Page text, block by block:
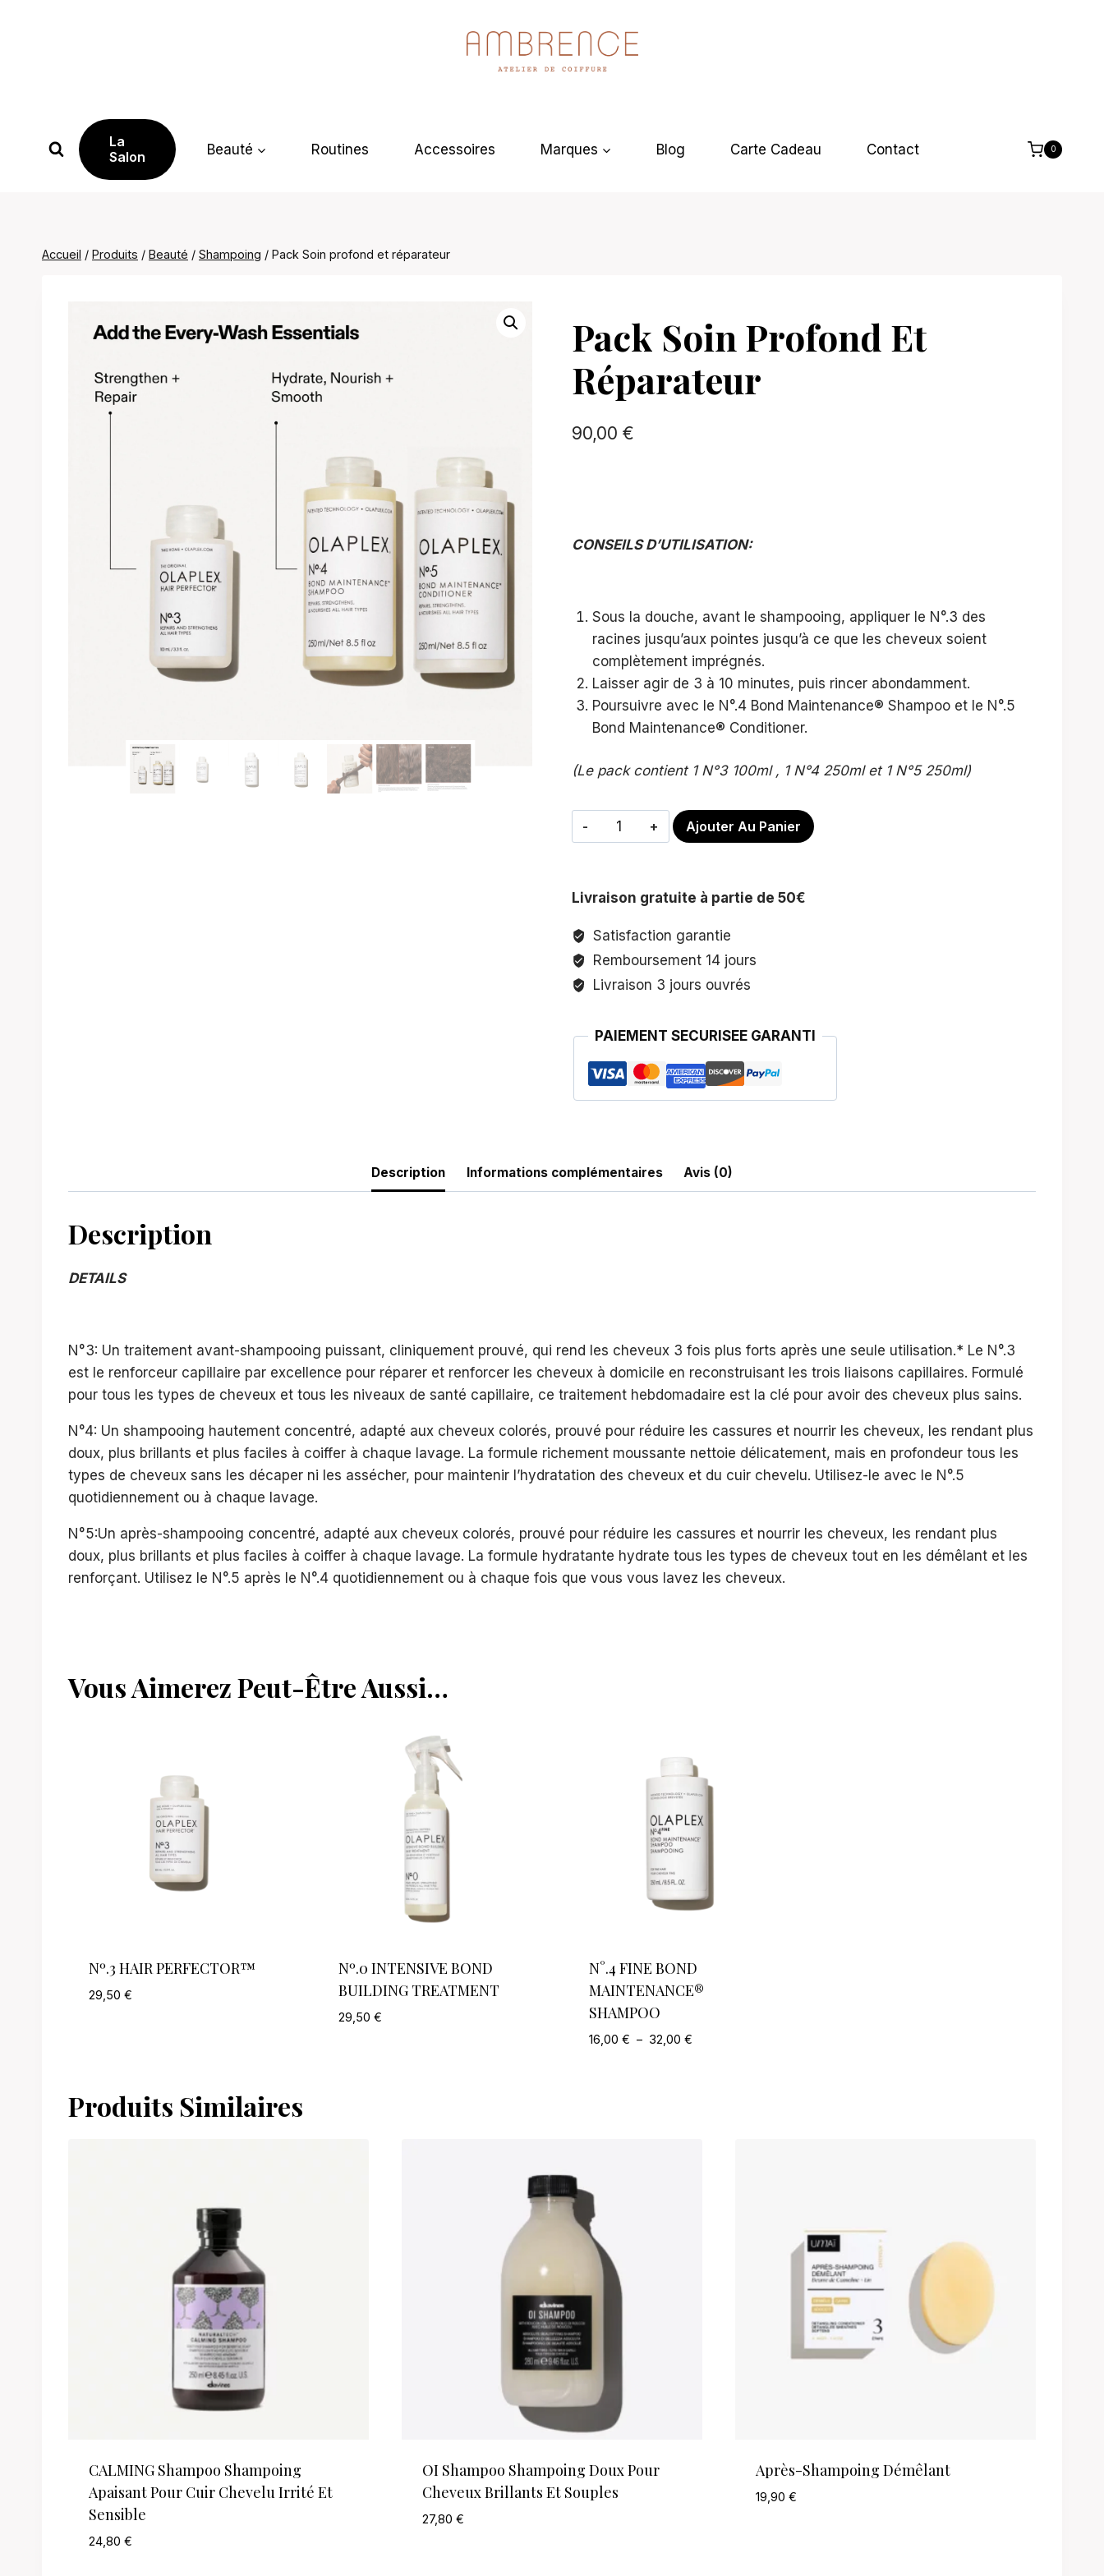
La
Salon
Beauté Routines Accessoires Marques Blog Carte Cadeau Contact 0
Accueil / Produits / Beauté / Shampoing / Pack Soin profond et réparateur
Pack Soin Profond Et
Réparateur
90,00 €
CONSEILS D’UTILISATION:
Sous la douche, avant le shampooing, appliquer le N°.3 des
racines jusqu’aux pointes jusqu’à ce que les cheveux soient
complètement imprégnés.
Laisser agir de 3 à 10 minutes, puis rincer abondamment.
Poursuivre avec le N°.4 Bond Maintenance® Shampoo et le N°.5
Bond Maintenance® Conditioner.
(Le pack contient 1 N°3 100ml , 1 N°4 250ml et 1 N°5 250ml)
quantité
de
Soin
profond
et
réparateur
Ajouter Au Panier
Livraison gratuite à partie de 50€
Satisfaction garantie
Remboursement 14 jours
Livraison 3 jours ouvrés
PAIEMENT SECURISEE GARANTI
Description Informations complémentaires Avis (0)
Description
DETAILS
N°3: Un traitement avant-shampooing puissant, cliniquement prouvé, qui rend les cheveux 3 fois plus forts après une seule utilisation.* Le N°.3
est le renforceur capillaire par excellence pour réparer et renforcer les cheveux à domicile en reconstruisant les trois liaisons capillaires. Formulé
pour tous les types de cheveux et tous les niveaux de santé capillaire, ce traitement hebdomadaire est la clé pour avoir des cheveux plus sains.
N°4: Un shampooing hautement concentré, adapté aux cheveux colorés, prouvé pour réduire les cassures et nourrir les cheveux, les rendant plus
doux, plus brillants et plus faciles à coiffer à chaque lavage. La formule richement moussante nettoie délicatement, mais en profondeur tous les
types de cheveux sans les décaper ni les assécher, pour maintenir l’hydratation des cheveux et du cuir chevelu. Utilisez-le avec le N°.5
quotidiennement ou à chaque lavage.
N°5:Un après-shampooing concentré, adapté aux cheveux colorés, prouvé pour réduire les cassures et nourrir les cheveux, les rendant plus
doux, plus brillants et plus faciles à coiffer à chaque lavage. La formule hydratante hydrate tous les types de cheveux tout en les démêlant et les
renforçant. Utilisez le N°.5 après le N°.4 quotidiennement ou à chaque fois que vous vous lavez les cheveux.
Vous Aimerez Peut-Être Aussi…
Nº.3 HAIR PERFECTOR™
29,50 €
Nº.0 INTENSIVE BOND
BUILDING TREATMENT
29,50 €
N°.4 FINE BOND
MAINTENANCE®
SHAMPOO
16,00 € – 32,00 €Plage
Produits Similaires
CALMING Shampoo Shampoing
Apaisant Pour Cuir Chevelu Irrité Et
Sensible
24,80 €
OI Shampoo Shampoing Doux Pour
Cheveux Brillants Et Souples
27,80 €
Après-Shampoing Démêlant
19,90 €